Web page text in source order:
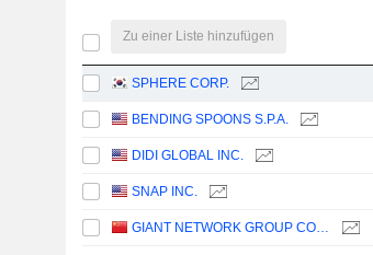
Zu einer Liste hinzufügen
SPHERE CORP.
BENDING SPOONS S.P.A.
DIDI GLOBAL INC.
SNAP INC.
GIANT NETWORK GROUP CO., LTD.